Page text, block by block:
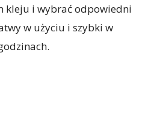
kleju i wybrać odpowiedni
w użyciu i szybki w